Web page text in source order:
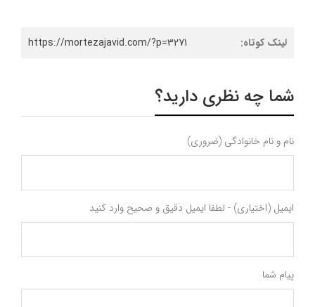
لینک کوتاه: https://mortezajavid.com/?p=3271
شما چه نظری دارید؟
نام و نام خانوادگی (ضروری)
ایمیل (اختیاری) - لطفا ایمیل دقیق و صحیح وارد کنید
پیام شما